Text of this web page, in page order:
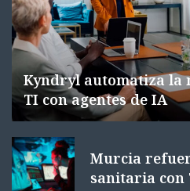
Kyndryl automatiza la
TI con agentes de IA
Murcia
sanitaria con